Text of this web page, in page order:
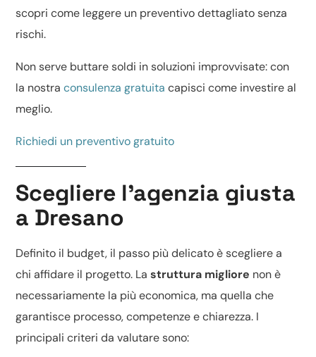
scopri come leggere un preventivo dettagliatosenza
rischi.
Non serve buttare soldi in soluzioni improvvisate: con
la nostraconsulenza gratuita capisci come investire al
meglio.
Richiedi un preventivo gratuito
Scegliere l’agenzia giusta
a Dresano
Definito il budget, il passo più delicato è scegliere a
chi affidare il progetto. Lastruttura migliore non è
necessariamente la più economica, ma quella che
garantisce processo, competenze e chiarezza. I
principali criteri da valutare sono: